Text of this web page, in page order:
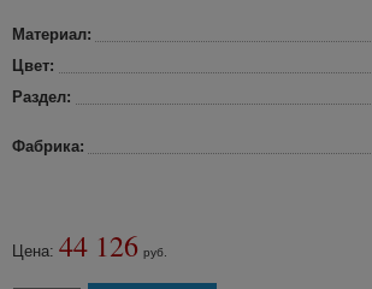
Материал:
Цвет:
Раздел:
Фабрика:
Цена: 44 126 руб.